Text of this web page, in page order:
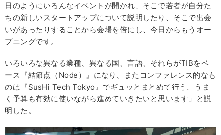
日のようにいろんなイベントが開かれ、そこで若者が自分た
ちの新しいスタートアップについて説明したり、そこで出会
いがあったりすることから会場を倍にし、今日からもうオー
プニングです。
いろいろな異なる業種、異なる国、言語、それらがTIBをベ
ース『結節点（Node）』になり、またコンファレンス的なも
のは『SusHi Tech Tokyo』でギュッとまとめて行う。うま
く予算も有効に使いながら進めていきたいと思います」と説
明した。